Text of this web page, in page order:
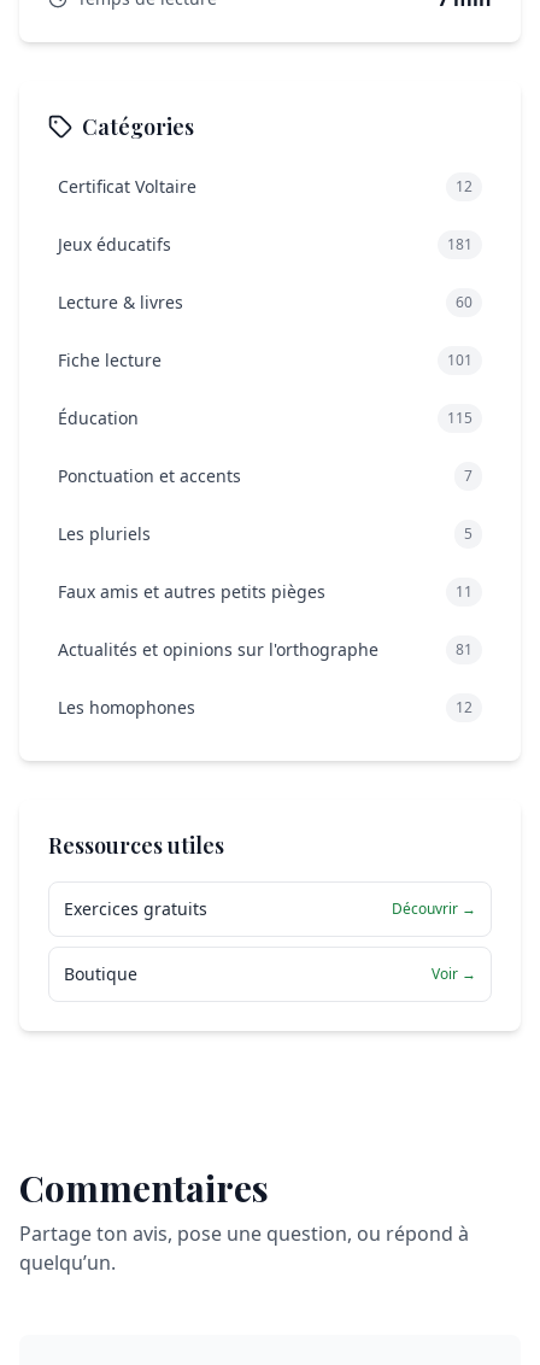
Catégories
Certificat Voltaire 12
Jeux éducatifs 181
Lecture & livres 60
Fiche lecture 101
Éducation 115
Ponctuation et accents 7
Les pluriels 5
Faux amis et autres petits pièges 11
Actualités et opinions sur l'orthographe 81
Les homophones 12
Ressources utiles
Exercices gratuits Découvrir →
Boutique Voir →
Commentaires
Partage ton avis, pose une question, ou répond à
quelqu’un.